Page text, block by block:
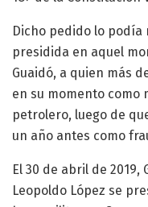
Dicho pedido lo podía
presidida en aquel
Guaidó, a quien más
en su momento
petrolero, luego de
un año antes como
El 30 de abril de
Leopoldo López se